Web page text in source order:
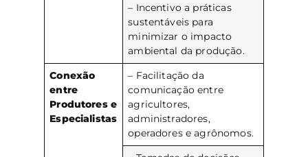
– Incentivo a práticas
sustentáveis para
minimizar o impacto
ambiental da produção.
Conexão
entre
Produtores e
Especialistas
– Facilitação da
comunicação entre
agricultores,
administradores,
operadores e agrônomos.